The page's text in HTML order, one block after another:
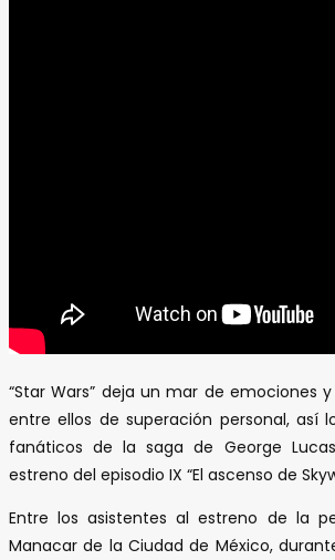
“Star Wars” deja un mar de emociones
entre ellos de superación personal, así
fanáticos de la saga de George
estreno del episodio IX “El ascenso de
Entre los asistentes al estreno de la
Manacar de la Ciudad de México,